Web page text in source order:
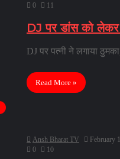
0
11
DJ पर डांस को लेकर
DJ पर पत्नी ने लगाया
Read More »
Ansh Bharat TV
February
0
10